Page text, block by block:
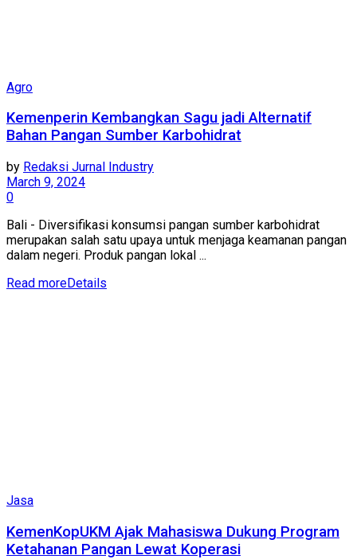
Agro
Kemenperin Kembangkan Sagu jadi Alternatif
Bahan Pangan Sumber Karbohidrat
by Redaksi Jurnal Industry
March 9, 2024
0
Bali - Diversifikasi konsumsi pangan sumber karbohidrat
merupakan salah satu upaya untuk menjaga keamanan pangan
dalam negeri. Produk pangan lokal ...
Read moreDetails
Jasa
KemenKopUKM Ajak Mahasiswa Dukung Program
Ketahanan Pangan Lewat Koperasi